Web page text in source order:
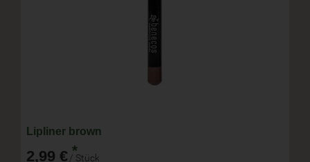
Lipliner brown
2,99 € *
/ Stück